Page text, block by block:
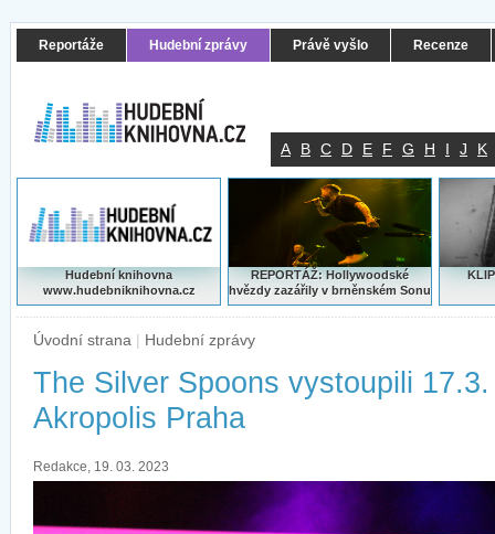
Reportáže Hudební zprávy Právě vyšlo Recenze
A B C D E F G H I J K
Hudební knihovna
www.hudebniknihovna.cz
REPORTÁŽ: Hollywoodské
hvězdy zazářily v brněnském Sonu
Úvodní strana | Hudební zprávy
The Silver Spoons vystoupili
Akropolis Praha
Redakce, 19. 03. 2023